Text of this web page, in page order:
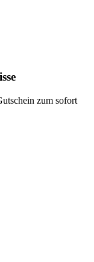
zum sofort